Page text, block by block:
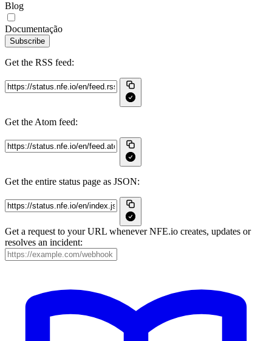
Blog
Documentação
Subscribe
Get the RSS feed:
Get the Atom feed:
Get the entire status page as JSON:
Get a request to your URL whenever NFE.io creates, updates or
resolves an incident: